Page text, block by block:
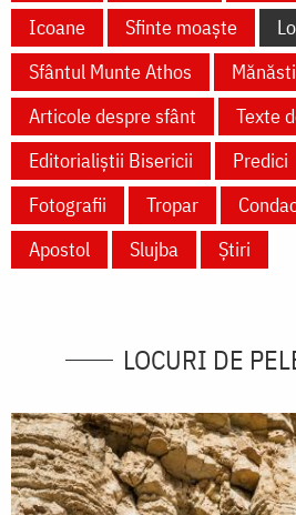
Icoane
Sfinte moaște
Sfântul Munte Athos
Articole despre sfânt
Texte
Editorialiștii Bisericii
Predici
Fotografii
Tropar
Apostol
Slujba Știri
LOCURI DE